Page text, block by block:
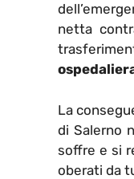
netta
La
di Salerno
soffre e si
oberati da